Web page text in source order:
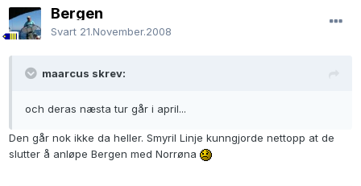
Bergen
Svart 21.November.2008
maarcus skrev:
och deras næsta tur går i april...
Den går nok ikke da heller. Smyril Linje kunngjorde nettopp at de
slutter å anløpe Bergen med Norrøna